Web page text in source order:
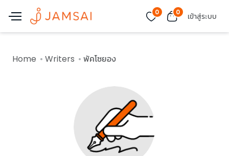
0 0 เข้าสู่ระบบ
Home Writers พัคโซยอง